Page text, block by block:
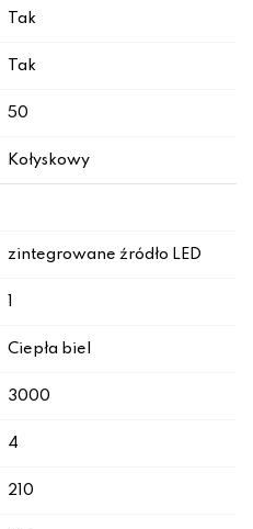
Tak
Tak
50
Kołyskowy
zintegrowane źródło LED
Ciepła biel
3000
4
210